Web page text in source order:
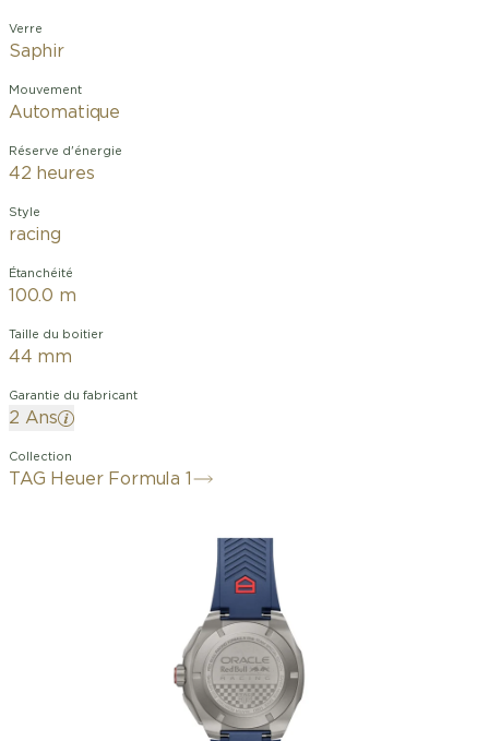
Verre
Saphir
Mouvement
Automatique
Réserve d'énergie
42 heures
Style
racing
Étanchéité
100.0 m
Taille du boitier
44 mm
Garantie du fabricant
2 Ans
Collection
TAG Heuer Formula 1
Formula 1 Chronographe Automatique
x Oracle Red Bull Racing. Hommage à
l’équipe Oracle Red Bull Racing, ce
modèle dynamique associe les couleurs
iconiques de l’équipe à des matériaux
d’avant-garde, pour une montre qui
incarne l’esprit du sport automobile.